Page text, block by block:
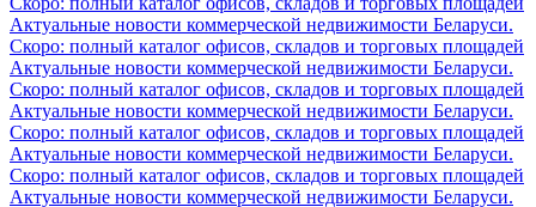
Актуальные новости коммерческой недвижимости Беларуси.
Скоро: полный каталог офисов, складов и торговых площадей
Актуальные новости коммерческой недвижимости Беларуси.
Скоро: полный каталог офисов, складов и торговых площадей
Актуальные новости коммерческой недвижимости Беларуси.
Скоро: полный каталог офисов, складов и торговых площадей
Актуальные новости коммерческой недвижимости Беларуси.
Скоро: полный каталог офисов, складов и торговых площадей
Актуальные новости коммерческой недвижимости Беларуси.